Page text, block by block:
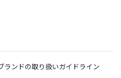
ランドの取り扱いガイドライン